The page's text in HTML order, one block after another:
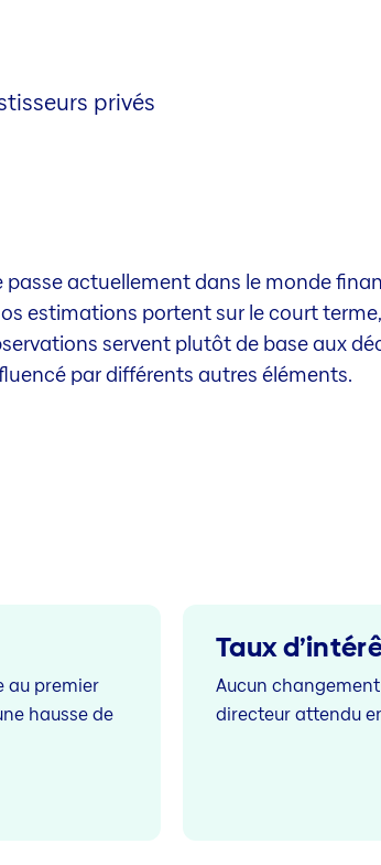
privés
actuellement dans le monde
estimations portent sur le court
servent plutôt de base aux
par différents autres éléments.
au premier
hausse de
Taux
Aucun
directeur attendu